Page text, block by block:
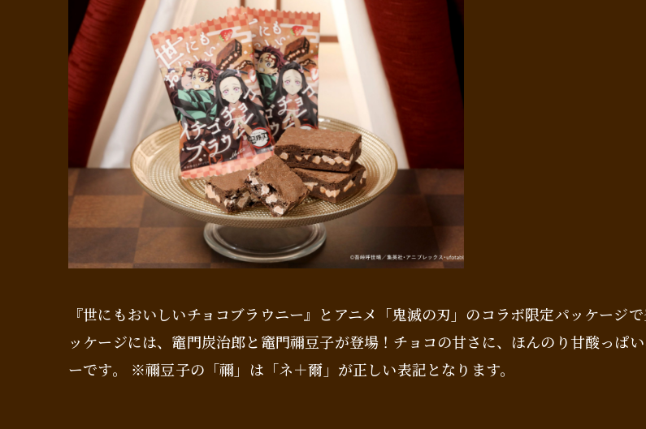
『世にもおいしいチョコブラウニー』とアニメ「鬼滅の刃」のコラボ限定パッケージ
ッケージには、竈門炭治郎と竈門禰豆子が登場！チョコの甘さに、ほんのり甘酸っぱ
ーです。 ※禰豆子の「禰」は「ネ＋爾」が正しい表記となります。